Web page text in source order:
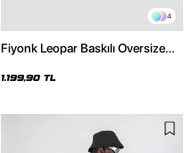
4
Fiyonk Leopar Baskılı Oversize
1.199,90 TL